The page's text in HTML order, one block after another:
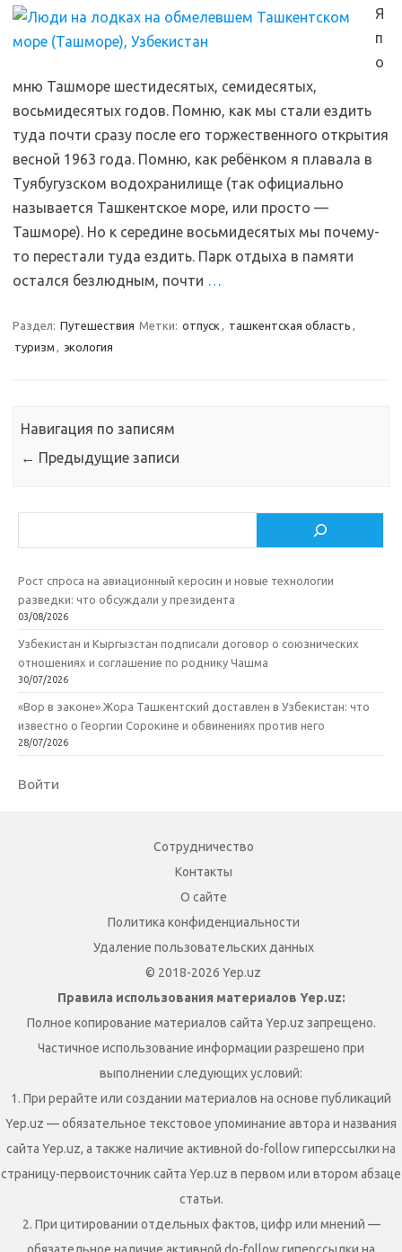
Я
п
о
мню Ташморе шестидесятых, семидесятых,
восьмидесятых годов. Помню, как мы стали ездить
туда почти сразу после его торжественного открытия
весной 1963 года. Помню, как ребёнком я плавала в
Туябугузском водохранилище (так официально
называется Ташкентское море, или просто —
Ташморе). Но к середине восьмидесятых мы почему-
то перестали туда ездить. Парк отдыха в памяти
остался безлюдным, почти …
Раздел: Путешествия Метки: отпуск , ташкентская область ,
туризм , экология
Навигация по записям
← Предыдущие записи
Рост спроса на авиационный керосин и новые технологии
разведки: что обсуждали у президента
03/08/2026
Узбекистан и Кыргызстан подписали договор о союзнических
отношениях и соглашение по роднику Чашма
30/07/2026
«Вор в законе» Жора Ташкентский доставлен в Узбекистан: что
известно о Георгии Сорокине и обвинениях против него
28/07/2026
Войти
Сотрудничество
Контакты
О сайте
Политика конфиденциальности
Удаление пользовательских данных
© 2018-2026 Yep.uz
Правила использования материалов Yep.uz:
Полное копирование материалов сайта Yep.uz запрещено.
Частичное использование информации разрешено при
выполнении следующих условий:
1. При рерайте или создании материалов на основе публикаций
Yep.uz — обязательное текстовое упоминание автора и названия
сайта Yep.uz, а также наличие активной do-follow гиперссылки на
страницу-первоисточник сайта Yep.uz в первом или втором абзаце
статьи.
2. При цитировании отдельных фактов, цифр или мнений —
обязательное наличие активной do-follow гиперссылки на